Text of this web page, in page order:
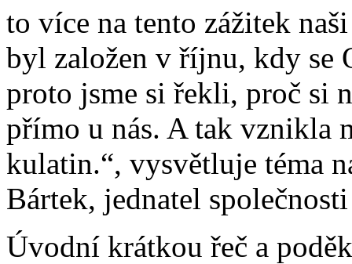
to více na tento zážitek
byl založen v říjnu, kdy se
proto jsme si řekli, proč si
přímo u nás. A tak vznikla
kulatin.“, vysvětluje téma
Bártek, jednatel
Úvodní krátkou řeč a